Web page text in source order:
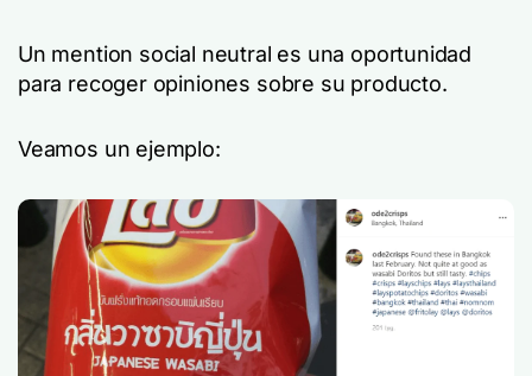
Un mention social neutral es una oportunidad
para recoger opiniones sobre su producto.
Veamos un ejemplo: